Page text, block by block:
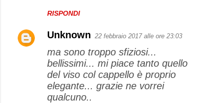
RISPONDI
Unknown 22 febbraio 2017 alle ore 23:03
ma sono troppo sfiziosi...
bellissimi... mi piace tanto quello
del viso col cappello è proprio
elegante... grazie ne vorrei
qualcuno..